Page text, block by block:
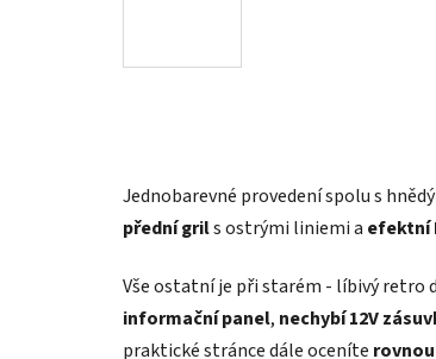
Jednobarevné provedení spolu s
přední grils ostrými liniemi a efektní
Vše ostatní je při starém - líbivý retro
informační panel, nechybí 12V
praktické stránce dále oceníte